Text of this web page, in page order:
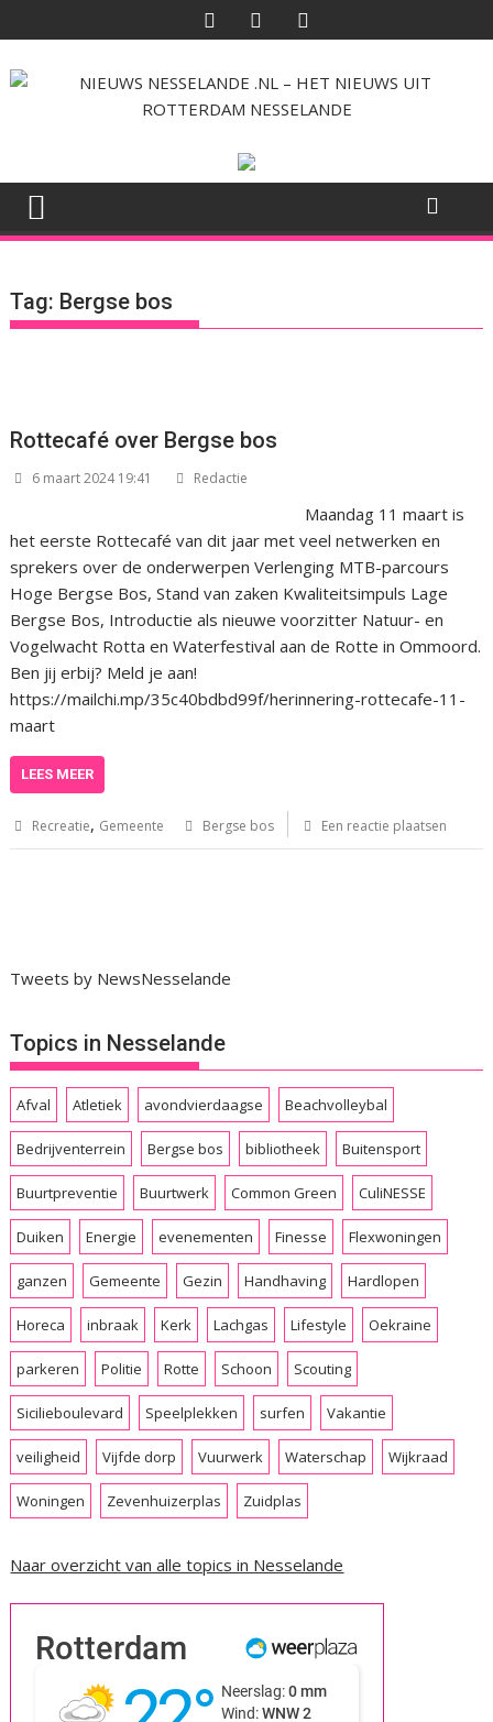
naar
de
inhoud
Tag: Bergse bos
Rottecafé over Bergse bos
6 maart 2024 19:41 Redactie
Maandag 11 maart is
het eerste Rottecafé van dit jaar met veel netwerken en
sprekers over de onderwerpen Verlenging MTB-parcours
Hoge Bergse Bos, Stand van zaken Kwaliteitsimpuls Lage
Bergse Bos, Introductie als nieuwe voorzitter Natuur- en
Vogelwacht Rotta en Waterfestival aan de Rotte in Ommoord.
Ben jij erbij? Meld je aan!
https://mailchi.mp/35c40bdbd99f/herinnering-rottecafe-11-
maart
LEES MEER
Recreatie, Gemeente Bergse bos Een reactie plaatsen
Tweets by NewsNesselande
Topics in Nesselande
Afval Atletiek avondvierdaagse Beachvolleybal
Bedrijventerrein Bergse bos bibliotheek Buitensport
Buurtpreventie Buurtwerk Common Green CuliNESSE
Duiken Energie evenementen Finesse Flexwoningen
ganzen Gemeente Gezin Handhaving Hardlopen
Horeca inbraak Kerk Lachgas Lifestyle Oekraine
parkeren Politie Rotte Schoon Scouting
Sicilieboulevard Speelplekken surfen Vakantie
veiligheid Vijfde dorp Vuurwerk Waterschap Wijkraad
Woningen Zevenhuizerplas Zuidplas
Naar overzicht van alle topics in Nesselande